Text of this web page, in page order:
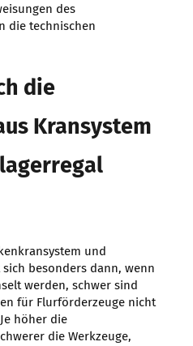
des
die technischen
die
Kransystem
und
besonders dann, wenn
werden, schwer sind
für Flurförderzeuge nicht
höher die
die Werkzeuge,